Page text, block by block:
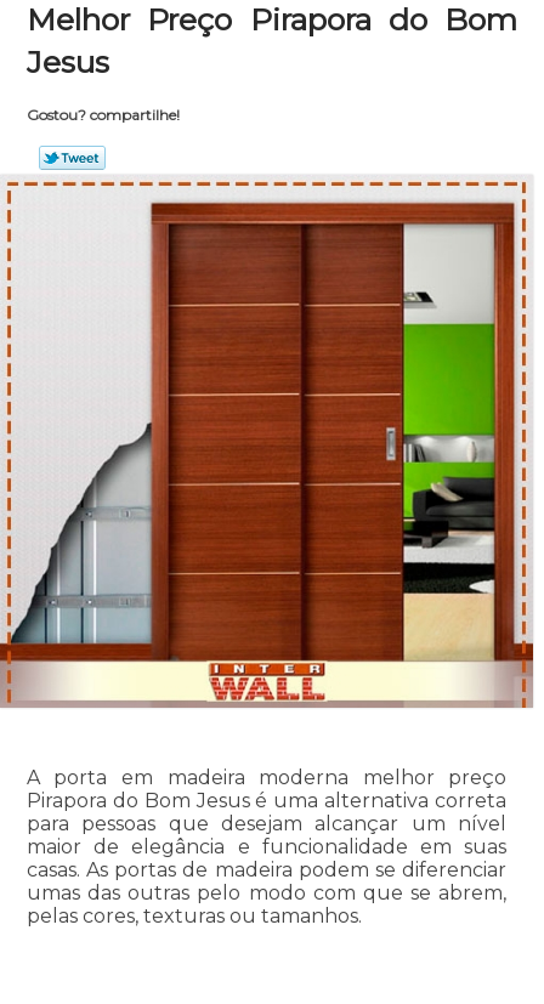
Melhor Preço Pirapora do Bom
Jesus
Gostou? compartilhe!
A porta em madeira moderna melhor preço
Pirapora do Bom Jesus é uma alternativa correta
para pessoas que desejam alcançar um nível
maior de elegância e funcionalidade em suas
casas. As portas de madeira podem se diferenciar
umas das outras pelo modo com que se abrem,
pelas cores, texturas ou tamanhos.